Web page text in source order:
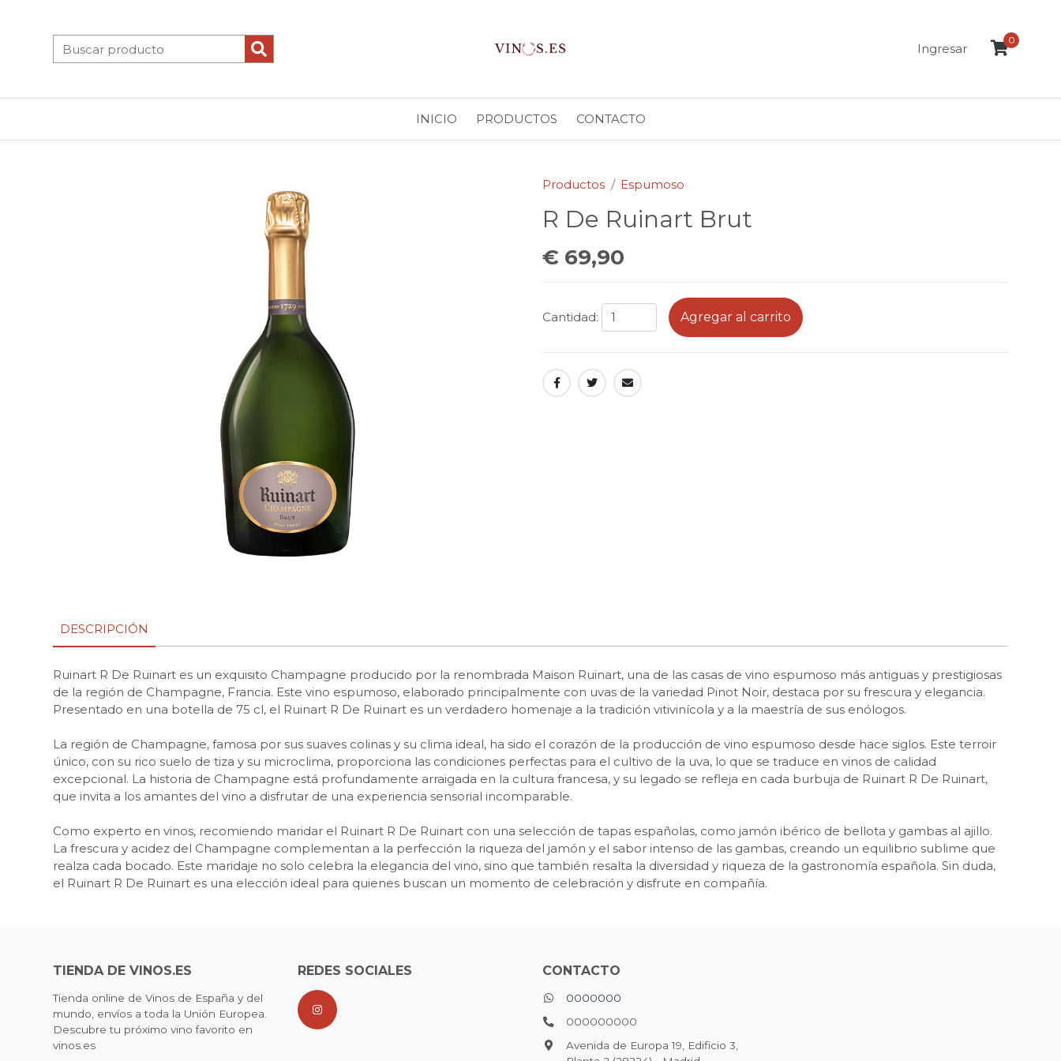
Ingresar
0
INICIO PRODUCTOS CONTACTO
Productos Espumoso
R De Ruinart Brut
€ 69,90
Cantidad: Agregar al carrito
DESCRIPCIÓN
Ruinart R De Ruinart es un exquisito Champagne producido por la renombrada Maison Ruinart, una de las casas de vino espumoso más antiguas y prestigiosas
de la región de Champagne, Francia. Este vino espumoso, elaborado principalmente con uvas de la variedad Pinot Noir, destaca por su frescura y elegancia.
Presentado en una botella de 75 cl, el Ruinart R De Ruinart es un verdadero homenaje a la tradición vitivinícola y a la maestría de sus enólogos.
La región de Champagne, famosa por sus suaves colinas y su clima ideal, ha sido el corazón de la producción de vino espumoso desde hace siglos. Este terroir
único, con su rico suelo de tiza y su microclima, proporciona las condiciones perfectas para el cultivo de la uva, lo que se traduce en vinos de calidad
excepcional. La historia de Champagne está profundamente arraigada en la cultura francesa, y su legado se refleja en cada burbuja de Ruinart R De Ruinart,
que invita a los amantes del vino a disfrutar de una experiencia sensorial incomparable.
Como experto en vinos, recomiendo maridar el Ruinart R De Ruinart con una selección de tapas españolas, como jamón ibérico de bellota y gambas al ajillo.
La frescura y acidez del Champagne complementan a la perfección la riqueza del jamón y el sabor intenso de las gambas, creando un equilibrio sublime que
realza cada bocado. Este maridaje no solo celebra la elegancia del vino, sino que también resalta la diversidad y riqueza de la gastronomía española. Sin duda,
el Ruinart R De Ruinart es una elección ideal para quienes buscan un momento de celebración y disfrute en compañía.
TIENDA DE VINOS.ES
Tienda online de Vinos de España y del
mundo, envíos a toda la Unión Europea.
Descubre tu próximo vino favorito en
vinos.es
REDES SOCIALES CONTACTO
0000000
000000000
Avenida de Europa 19, Edificio 3,